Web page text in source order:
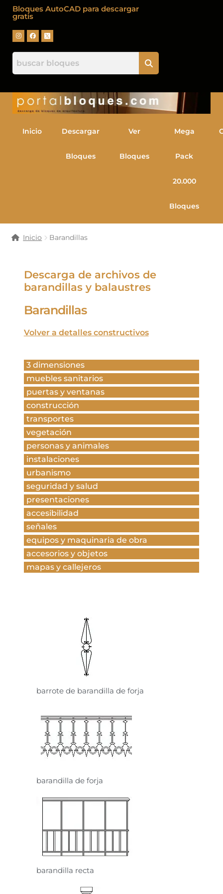
Bloques AutoCAD para descargar
gratis
Inicio Descargar
Bloques
Ver
Bloques
Mega
Pack
20.000
Bloques
Inicio Barandillas
Descarga de archivos de
barandillas y balaustres
Barandillas
Volver a detalles constructivos
3 dimensiones
muebles sanitarios
puertas y ventanas
construcción
transportes
vegetación
personas y animales
instalaciones
urbanismo
seguridad y salud
presentaciones
accesibilidad
señales
equipos y maquinaria de obra
accesorios y objetos
mapas y callejeros
barrote de barandilla de forja
barandilla de forja
barandilla recta